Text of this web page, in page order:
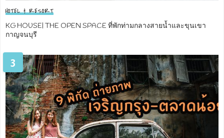
HOTEL & RESORT
KG HOUSE| THE OPEN SPACE ที่พักท่ามกลางสายน้ำและขุนเขา
กาญจนบุรี
3